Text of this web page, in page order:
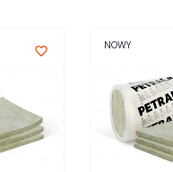
favorite_border NOWY